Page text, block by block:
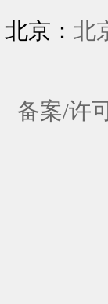
北京： 北
备案/许